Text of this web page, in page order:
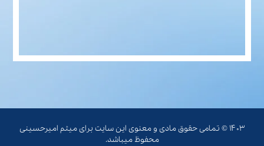
۱۴۰۳ © تمامی حقوق مادی و معنوی این سایت برای میثم امیرحسینی
محفوظ میباشد.